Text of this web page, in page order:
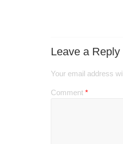
Leave a Reply
Your email address
Comment *